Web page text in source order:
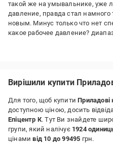
такой же на умывальнике, уже
давление, правда стал
новым. Минус только что нет
какое рабочее давление?
Недоліки:
Нет спецификации на кран
Вирішили купити
Для того, щоб купитиПриладові
доступною ціною, досить
Епіцентр К. Тут Ви знайдете
групи, який налічує 1924
цінамивід 10 до 99495 грн.